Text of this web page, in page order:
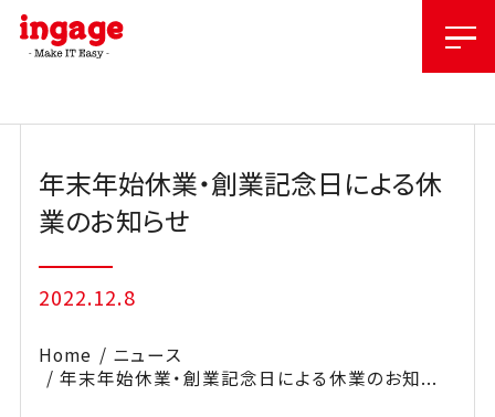
Skip
content
年末年始休業・創業記念日による休
業のお知らせ
2022.12.8
Home
ニュース
年末年始休業・創業記念日による休業のお知...